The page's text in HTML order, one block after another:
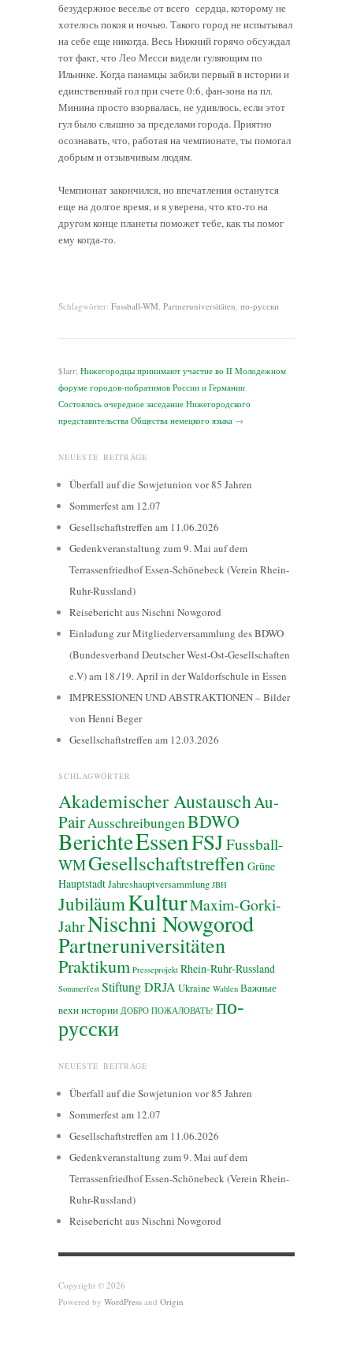
безудержное веселье от всего сердца, которому не
хотелось покоя и ночью. Такого город не испытывал
на себе еще никогда. Весь Нижний горячо обсуждал
тот факт, что Лео Месси видели гуляющим по
Ильинке. Когда панамцы забили первый в истории и
единственный гол при счете 0:6, фан-зона на пл.
Минина просто взорвалась, не удивлюсь, если этот
гул было слышно за пределами города. Приятно
осознавать, что, работая на чемпионате, ты помогал
добрым и отзывчивым людям.
Чемпионат закончился, но впечатления останутся
еще на долгое время, и я уверена, что кто-то на
другом конце планеты поможет тебе, как ты помог
ему когда-то.
Schlagwörter: Fussball-WM, Partneruniversitäten, по-русски
$larr; Нижегородцы принимают участие во II Молодежном
форуме городов-побратимов России и Германии
Состоялось очередное заседание Нижегородского
представительства Общества немецкого языка →
NEUESTE BEITRÄGE
Überfall auf die Sowjetunion vor 85 Jahren
Sommerfest am 12.07
Gesellschaftstreffen am 11.06.2026
Gedenkveranstaltung zum 9. Mai auf dem
Terrassenfriedhof Essen-Schönebeck (Verein Rhein-
Ruhr-Russland)
Reisebericht aus Nischni Nowgorod
Einladung zur Mitgliederversammlung des BDWO
(Bundesverband Deutscher West-Ost-Gesellschaften
e.V) am 18./19. April in der Waldorfschule in Essen
IMPRESSIONEN UND ABSTRAKTIONEN – Bilder
von Henni Beger
Gesellschaftstreffen am 12.03.2026
SCHLAGWÖRTER
Akademischer AustauschAu-
PairAusschreibungenBDWO
BerichteEssenFSJFussball-
WMGesellschaftstreffen Grüne
HauptstadtJahreshauptversammlung JBH
JubiläumKulturMaxim-Gorki-
JahrNischni Nowgorod
Partneruniversitäten
Praktikum Presseprojekt Rhein-Ruhr-Russland
Sommerfest Stiftung DRJAUkraine Wahlen Важные
вехи истории ДОБРО ПОЖАЛОВАТЬ! по-
русски
NEUESTE BEITRÄGE
Überfall auf die Sowjetunion vor 85 Jahren
Sommerfest am 12.07
Gesellschaftstreffen am 11.06.2026
Gedenkveranstaltung zum 9. Mai auf dem
Terrassenfriedhof Essen-Schönebeck (Verein Rhein-
Ruhr-Russland)
Reisebericht aus Nischni Nowgorod
Copyright © 2026
Powered by WordPress and Origin